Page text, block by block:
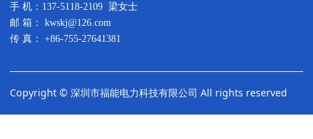
手 机：137-5118-2109 梁女士
邮 箱： kwskj@126.com
传 真： +86-755-27641381
Copyright © 深圳市福能电力科技有限公司 All rights reserved